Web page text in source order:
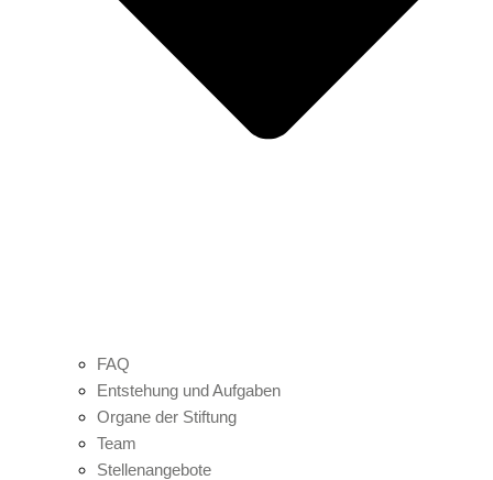
FAQ
Entstehung und Aufgaben
Organe der Stiftung
Team
Stellenangebote